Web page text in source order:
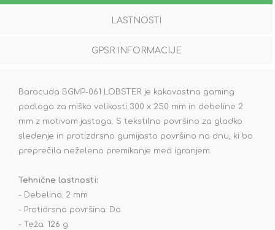
LASTNOSTI
GPSR INFORMACIJE
Baracuda BGMP-061 LOBSTER je kakovostna gaming
podloga za miško velikosti 300 x 250 mm in debeline 2
mm z motivom jastoga. S tekstilno površino za gladko
sledenje in protizdrsno gumijasto površino na dnu, ki bo
preprečila neželeno premikanje med igranjem.
Tehnične lastnosti:
- Debelina: 2 mm
- Protidrsna površina: Da
- Teža: 126 g